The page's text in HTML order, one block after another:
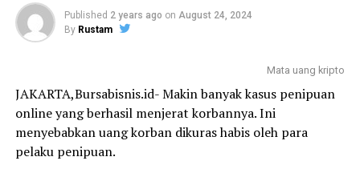
Published 2 years ago on August 24, 2024
By Rustam
Mata uang kripto
JAKARTA,Bursabisnis.id- Makin banyak kasus penipuan
online yang berhasil menjerat korbannya. Ini
menyebabkan uang korban dikuras habis oleh para
pelaku penipuan.